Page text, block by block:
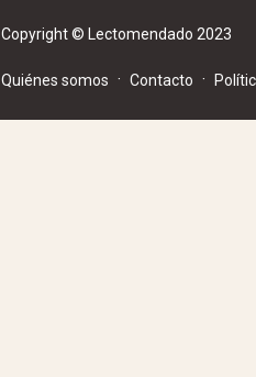
Copyright © Lectomendado 2023
Quiénes somos · Contacto ·